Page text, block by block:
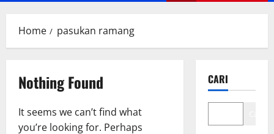
Home pasukan ramang
Nothing Found
It seems we can’t find what
you’re looking for. Perhaps
CARI